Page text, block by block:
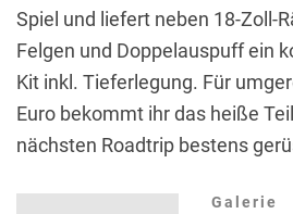
Spiel und liefert neben 18-Zoll-
Felgen und Doppelauspuff ein
Kit inkl. Tieferlegung. Für
Euro bekommt ihr das heiße
nächsten Roadtrip bestens
Galerie